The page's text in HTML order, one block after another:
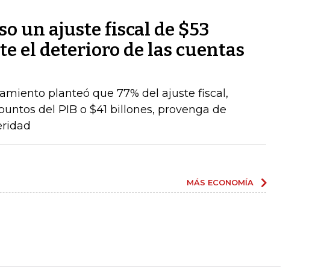
un ajuste fiscal de $53
el deterioro de las cuentas
planteó que 77% del ajuste fiscal,
del PIB o $41 billones, provenga de
MÁS ECONOMÍA